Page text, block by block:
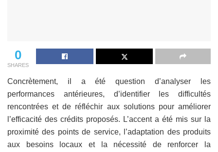
0
SHARES
Concrètement, il a été question d’analyser les
performances antérieures, d’identifier les difficultés
rencontrées et de réfléchir aux solutions pour améliorer
l’efficacité des crédits proposés. L’accent a été mis sur la
proximité des points de service, l’adaptation des produits
aux besoins locaux et la nécessité de renforcer la